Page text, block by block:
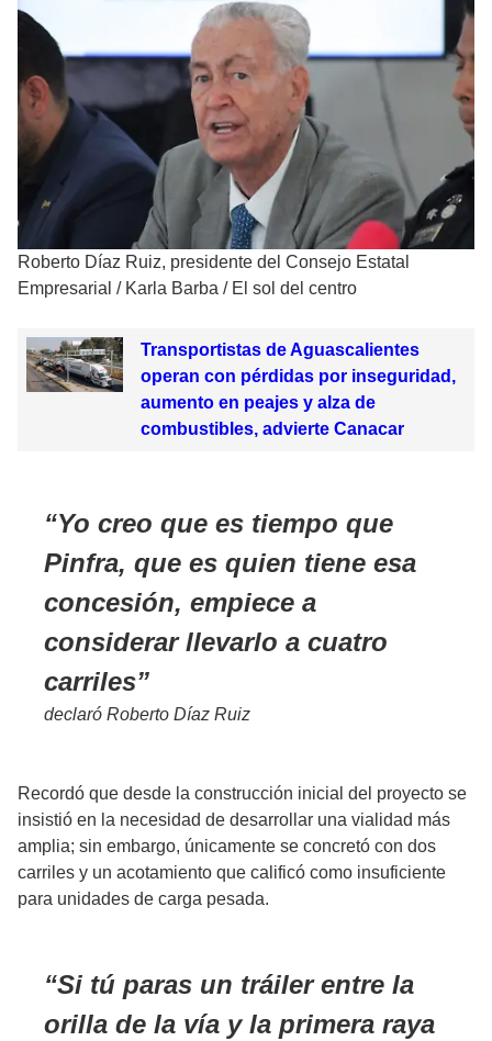
Roberto Díaz Ruiz, presidente del Consejo Estatal
Empresarial / Karla Barba / El sol del centro
Transportistas de Aguascalientes
operan con pérdidas por inseguridad,
aumento en peajes y alza de
combustibles, advierte Canacar
Yo creo que es tiempo que
Pinfra, que es quien tiene esa
concesión, empiece a
considerar llevarlo a cuatro
carriles
declaró Roberto Díaz Ruiz
Recordó que desde la construcción inicial del proyecto se
insistió en la necesidad de desarrollar una vialidad más
amplia; sin embargo, únicamente se concretó con dos
carriles y un acotamiento que calificó como insuficiente
para unidades de carga pesada.
Si tú paras un tráiler entre la
orilla de la vía y la primera raya